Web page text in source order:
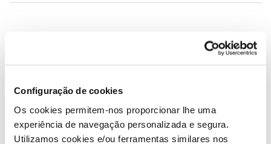
Configuração de cookies
Os cookies permitem-nos proporcionar lhe uma
experiência de navegação personalizada e segura.
Utilizamos cookies e/ou ferramentas similares nos